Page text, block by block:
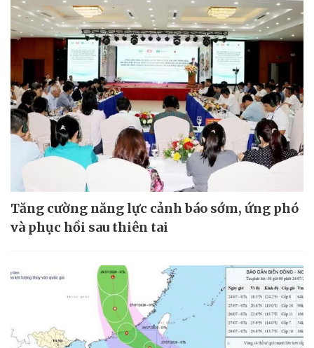
Tăng cường năng lực cảnh báo sớm, ứng phó
và phục hồi sau thiên tai